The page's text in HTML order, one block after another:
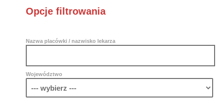
Opcje filtrowania
Nazwa placówki / nazwisko lekarza
Województwo